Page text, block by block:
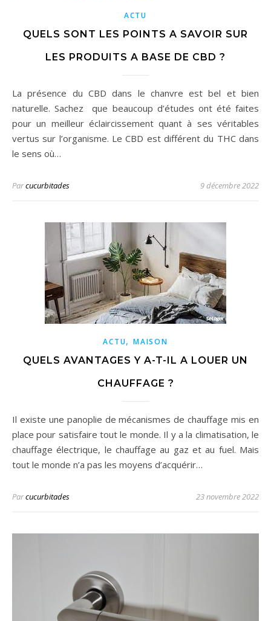
ACTU
QUELS SONT LES POINTS A SAVOIR SUR
LES PRODUITS A BASE DE CBD ?
La présence du CBD dans le chanvre est bel et bien
naturelle. Sachez que beaucoup d’études ont été faites
pour un meilleur éclaircissement quant à ses véritables
vertus sur l’organisme. Le CBD est différent du THC dans
le sens où…
Parcucurbitades 9 décembre 2022
ACTU,MAISON
QUELS AVANTAGES Y A-T-IL A LOUER UN
CHAUFFAGE ?
Il existe une panoplie de mécanismes de chauffage mis en
place pour satisfaire tout le monde. Il y a la climatisation, le
chauffage électrique, le chauffage au gaz et au fuel. Mais
tout le monde n’a pas les moyens d’acquérir…
Parcucurbitades 23 novembre 2022